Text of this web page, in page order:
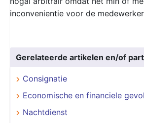
inconvenientie voor de
Gerelateerde artikelen en/of
Consignatie
Economische en financiele
Nachtdienst